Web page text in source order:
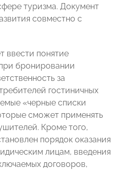
туризма. Документ
совместно с
ввести понятие
бронировании
за
гостиничных
«черные списки
сможет применять
Кроме того,
порядок оказания
лицам, введения
договоров,